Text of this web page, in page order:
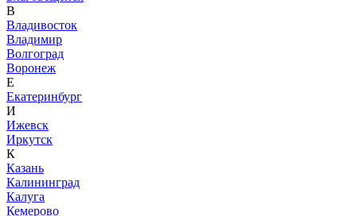
В
Владивосток
Владимир
Волгоград
Воронеж
Е
Екатеринбург
И
Ижевск
Иркутск
К
Казань
Калининград
Калуга
Кемерово